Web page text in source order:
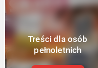
Treści dla osób
pełnoletnich